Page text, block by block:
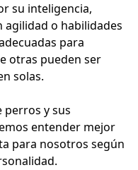
su inteligencia,
agilidad o habilidades
para
otras pueden ser
solas.
perros y sus
entender mejor
para nosotros según